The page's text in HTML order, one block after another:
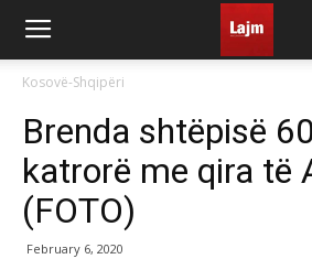
Kosovë-Shqipëri
Brenda shtëpisë
katrorë me qira të
(FOTO)
February 6, 2020